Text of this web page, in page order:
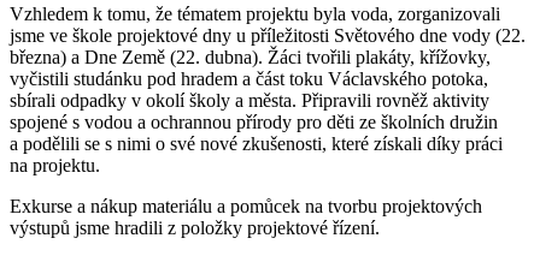
Vzhledem k tomu, že tématem projektu byla voda, zorganizovali
jsme ve škole projektové dny u příležitosti Světového dne vody (22.
března) a Dne Země (22. dubna). Žáci tvořili plakáty, křížovky,
vyčistili studánku pod hradem a část toku Václavského potoka,
sbírali odpadky v okolí školy a města. Připravili rovněž aktivity
spojené s vodou a ochrannou přírody pro děti ze školních družin
a podělili se s nimi o své nové zkušenosti, které získali díky práci
na projektu.
Exkurse a nákup materiálu a pomůcek na tvorbu projektových
výstupů jsme hradili z položky projektové řízení.